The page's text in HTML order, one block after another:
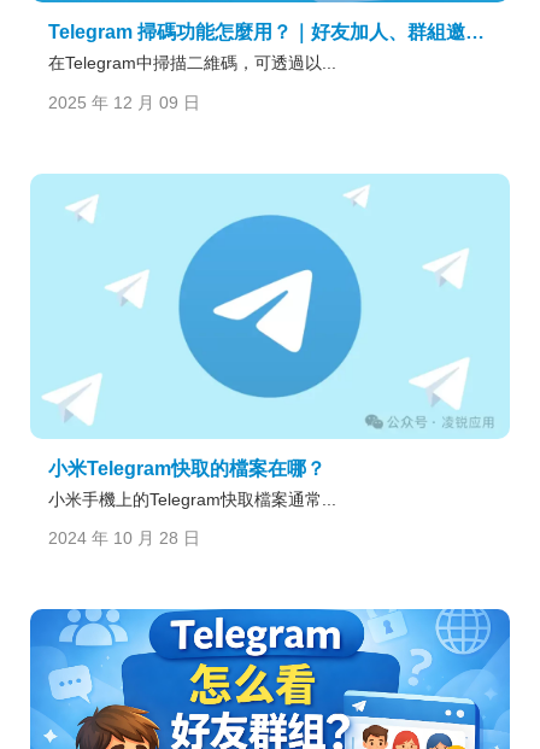
Telegram 掃碼功能怎麼用？｜好友加人、群組邀請與桌機版登入一次講清
在Telegram中掃描二維碼，可透過以...
2025 年 12 月 09 日
小米Telegram快取的檔案在哪？
小米手機上的Telegram快取檔案通常...
2024 年 10 月 28 日